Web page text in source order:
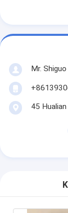
Mr. Shiguo
45